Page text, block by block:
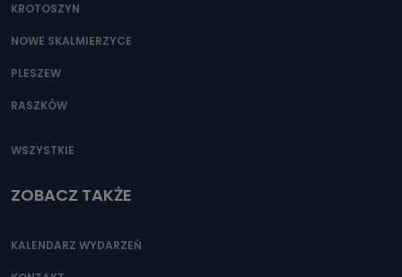
KROTOSZYN
NOWE SKALMIERZYCE
PLESZEW
RASZKÓW
WSZYSTKIE
ZOBACZ TAKŻE
KALENDARZ WYDARZEŃ